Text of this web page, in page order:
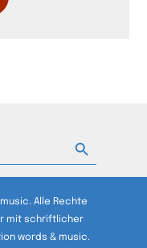
Alle Rechte
mit schriftlicher
words & music.